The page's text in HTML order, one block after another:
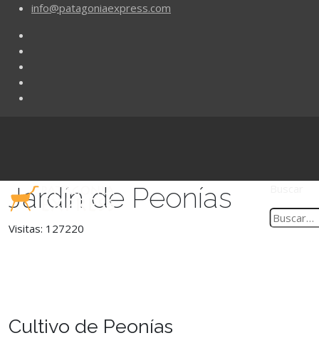
info@patagoniaexpress.com
Jardín de Peonías
Visitas: 127220
Cultivo de Peonías